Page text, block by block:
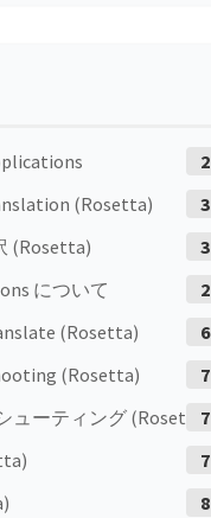
2
(Rosetta)
3
(Rosetta)
3
について
2
(Rosetta)
6
(Rosetta)
7
ューティング (Rosetta)
7
7
8